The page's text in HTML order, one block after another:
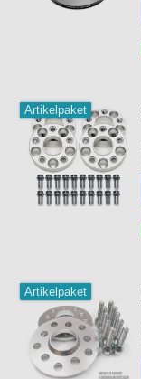
Artikelpaket
Artikelpaket